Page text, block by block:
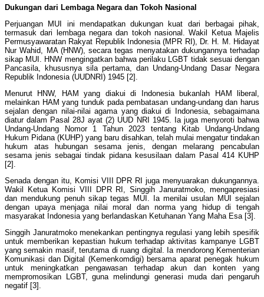
Dukungan dari Lembaga Negara dan Tokoh Nasional
Perjuangan MUI ini mendapatkan dukungan kuat dari berbagai pihak,
termasuk dari lembaga negara dan tokoh nasional. Wakil Ketua Majelis
Permusyawaratan Rakyat Republik Indonesia (MPR RI), Dr. H. M. Hidayat
Nur Wahid, MA (HNW), secara tegas menyatakan dukungannya terhadap
sikap MUI. HNW mengingatkan bahwa perilaku LGBT tidak sesuai dengan
Pancasila, khususnya sila pertama, dan Undang-Undang Dasar Negara
Republik Indonesia (UUDNRI) 1945 [2].
Menurut HNW, HAM yang diakui di Indonesia bukanlah HAM liberal,
melainkan HAM yang tunduk pada pembatasan undang-undang dan harus
sejalan dengan nilai-nilai agama yang diakui di Indonesia, sebagaimana
diatur dalam Pasal 28J ayat (2) UUD NRI 1945. Ia juga menyoroti bahwa
Undang-Undang Nomor 1 Tahun 2023 tentang Kitab Undang-Undang
Hukum Pidana (KUHP) yang baru disahkan, telah mulai mengatur tindakan
hukum atas hubungan sesama jenis, dengan melarang pencabulan
sesama jenis sebagai tindak pidana kesusilaan dalam Pasal 414 KUHP
[2].
Senada dengan itu, Komisi VIII DPR RI juga menyuarakan dukungannya.
Wakil Ketua Komisi VIII DPR RI, Singgih Januratmoko, mengapresiasi
dan mendukung penuh sikap tegas MUI. Ia menilai usulan MUI sejalan
dengan upaya menjaga nilai moral dan norma yang hidup di tengah
masyarakat Indonesia yang berlandaskan Ketuhanan Yang Maha Esa [3].
Singgih Januratmoko menekankan pentingnya regulasi yang lebih spesifik
untuk memberikan kepastian hukum terhadap aktivitas kampanye LGBT
yang semakin masif, terutama di ruang digital. Ia mendorong Kementerian
Komunikasi dan Digital (Kemenkomdigi) bersama aparat penegak hukum
untuk meningkatkan pengawasan terhadap akun dan konten yang
mempromosikan LGBT, guna melindungi generasi muda dari pengaruh
negatif [3].